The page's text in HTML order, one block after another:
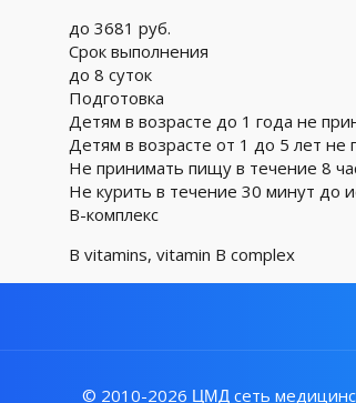
до 3681 руб.
Срок выполнения
до 8 суток
Подготовка
Детям в возрасте до 1 года не
Детям в возрасте от 1 до 5 лет не
Не принимать пищу в течение 8
Не курить в течение 30 минут до
В-комплекс
B vitamins, vitamin B complex
© 2010-2026 ЦМД сеть